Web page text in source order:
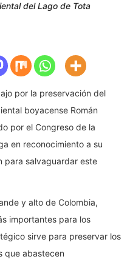
del Lago de Tota
por la preservación del
boyacense Román
por el Congreso de la
en reconocimiento a su
para salvaguardar este
y alto de Colombia,
importantes para los
sirve para preservar los
que abastecen